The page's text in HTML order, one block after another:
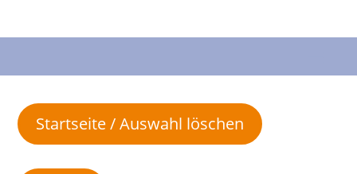
Startseite / Auswahl löschen